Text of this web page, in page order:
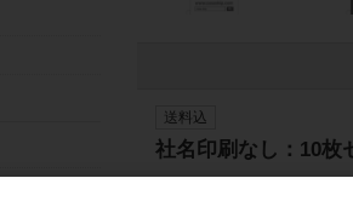
送料込
社名印刷なし：10枚